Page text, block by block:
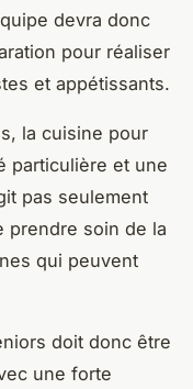
devra donc
pour réaliser
et appétissants.
la cuisine pour
particulière et une
pas seulement
prendre soin de la
qui peuvent
doit donc être
une forte